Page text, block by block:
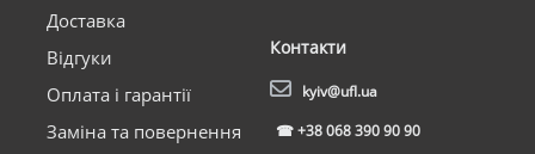
Доставка
Відгуки
Оплата і гарантії
Заміна та повернення
Контакти
kyiv@ufl.ua
☎+38 068 390 90 90